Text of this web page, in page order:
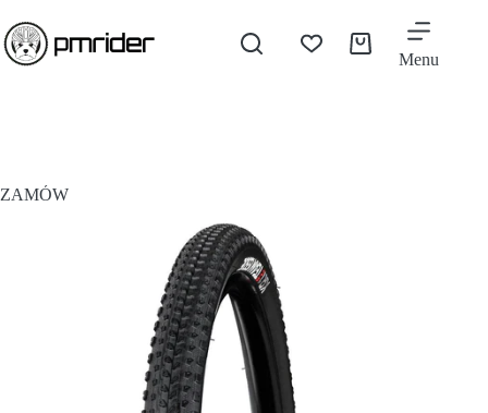
Menu
ZAMÓW